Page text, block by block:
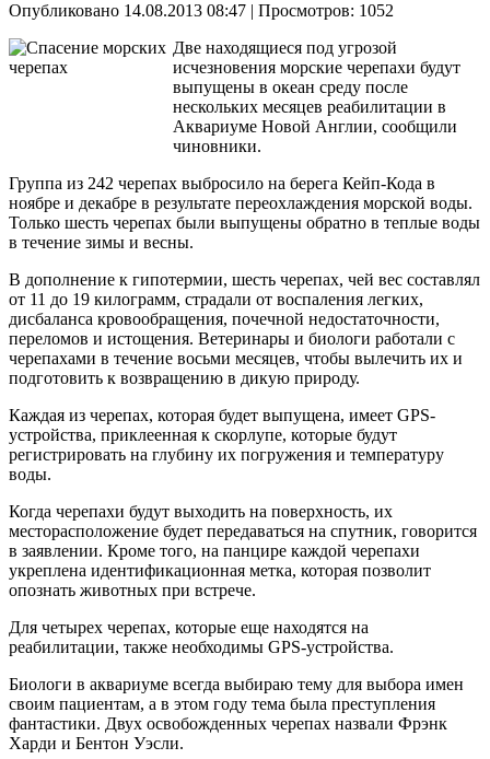
Опубликовано 14.08.2013 08:47 | Просмотров: 1052
Две находящиеся под угрозой
исчезновения морские черепахи будут
выпущены в океан среду после
нескольких месяцев реабилитации в
Аквариуме Новой Англии, сообщили
чиновники.
Группа из 242 черепах выбросило на берега Кейп-Кода в
ноябре и декабре в результате переохлаждения морской воды.
Только шесть черепах были выпущены обратно в теплые воды
в течение зимы и весны.
В дополнение к гипотермии, шесть черепах, чей вес составлял
от 11 до 19 килограмм, страдали от воспаления легких,
дисбаланса кровообращения, почечной недостаточности,
переломов и истощения. Ветеринары и биологи работали с
черепахами в течение восьми месяцев, чтобы вылечить их и
подготовить к возвращению в дикую природу.
Каждая из черепах, которая будет выпущена, имеет GPS-
устройства, приклеенная к скорлупе, которые будут
регистрировать на глубину их погружения и температуру
воды.
Когда черепахи будут выходить на поверхность, их
месторасположение будет передаваться на спутник, говорится
в заявлении. Кроме того, на панцире каждой черепахи
укреплена идентификационная метка, которая позволит
опознать животных при встрече.
Для четырех черепах, которые еще находятся на
реабилитации, также необходимы GPS-устройства.
Биологи в аквариуме всегда выбираю тему для выбора имен
своим пациентам, а в этом году тема была преступления
фантастики. Двух освобожденных черепах назвали Фрэнк
Харди и Бентон Уэсли.